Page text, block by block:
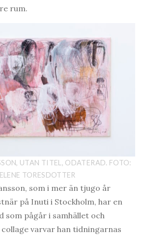
rum.
UTAN TITEL, ODATERAD. FOTO:
TORESDOTTER
som i mer än tjugo år
på Inuti i Stockholm, har en
som pågår i samhället och
varvar han tidningarnas